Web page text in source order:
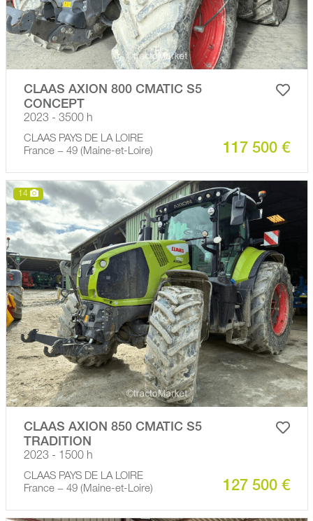
CLAAS AXION 800 CMATIC S5
CONCEPT
2023 - 3500 h
CLAAS PAYS DE LA LOIRE
France − 49 (Maine-et-Loire)
117 500 €
14
CLAAS AXION 850 CMATIC S5
TRADITION
2023 - 1500 h
CLAAS PAYS DE LA LOIRE
France − 49 (Maine-et-Loire)
127 500 €